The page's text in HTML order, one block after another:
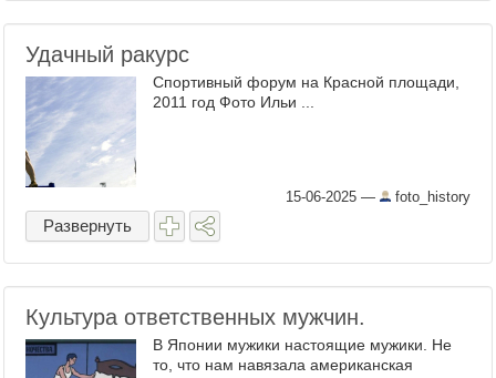
Удачный ракурс
Спортивный форум на Красной площади,
2011 год Фото Ильи ...
15-06-2025 — foto_history
Развернуть
Культура ответственных мужчин.
В Японии мужики настоящие мужики. Не
то, что нам навязала американская